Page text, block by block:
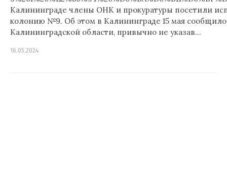
Калининграде члены ОНК и прокуратуры посетили
колонию №9. Об этом в Калининграде 15 мая
Калининградской области, привычно не указав…
16.05.2024